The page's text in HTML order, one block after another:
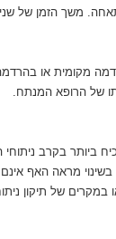
משך הזמן של
מקומית או
של הרופא המנתח.
ביותר בקרב
מראה האף
של תיקון